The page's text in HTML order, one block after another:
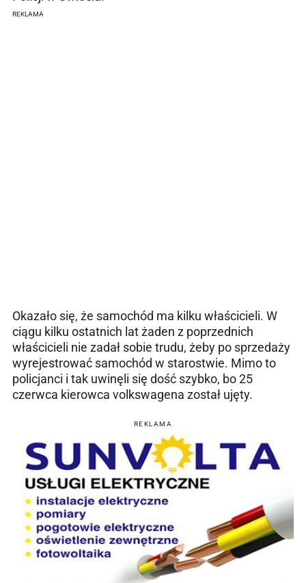
REKLAMA
Okazało się, że samochód ma kilku właścicieli. W
ciągu kilku ostatnich lat żaden z poprzednich
właścicieli nie zadał sobie trudu, żeby po sprzedaży
wyrejestrować samochód w starostwie. Mimo to
policjanci i tak uwinęli się dość szybko, bo 25
czerwca kierowca volkswagena został ujęty.
REKLAMA